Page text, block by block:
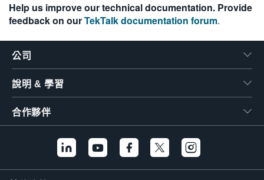
Help us improve our technical documentation. Provide
feedback on ourTekTalk documentation forum.
公司
說明 & 學習
合作夥伴